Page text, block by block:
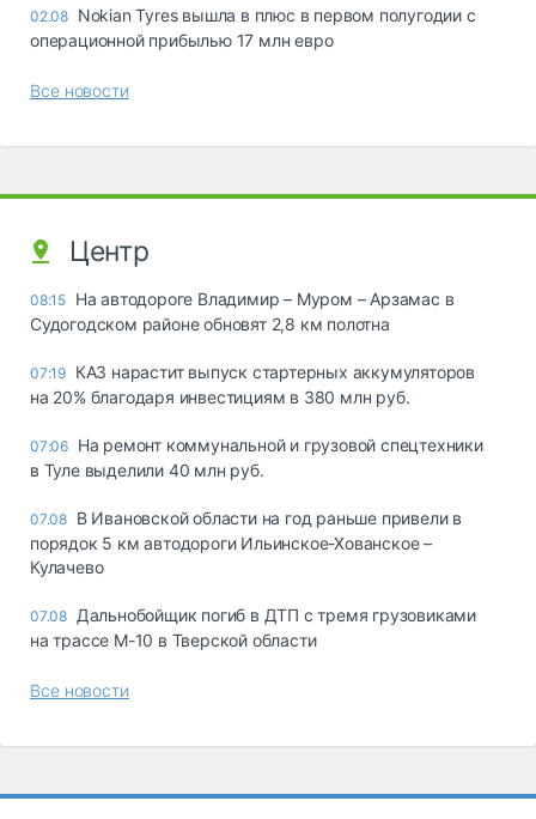
02.08 Nokian Tyres вышла в плюс в первом полугодии с
операционной прибылью 17 млн евро
Все новости
Центр
08:15 На автодороге Владимир – Муром – Арзамас в
Судогодском районе обновят 2,8 км полотна
07:19 КАЗ нарастит выпуск стартерных аккумуляторов
на 20% благодаря инвестициям в 380 млн руб.
07:06 На ремонт коммунальной и грузовой спецтехники
в Туле выделили 40 млн руб.
07.08 В Ивановской области на год раньше привели в
порядок 5 км автодороги Ильинское-Хованское –
Кулачево
07.08 Дальнобойщик погиб в ДТП с тремя грузовиками
на трассе М-10 в Тверской области
Все новости